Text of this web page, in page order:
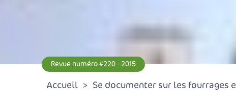
Revue numéro #220 - 2015
Accueil Se documenter sur les fourrages